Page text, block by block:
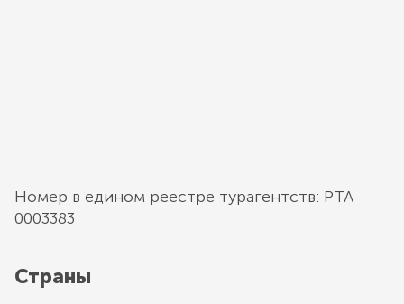
Номер в едином реестре турагентств: РТА
0003383
Страны